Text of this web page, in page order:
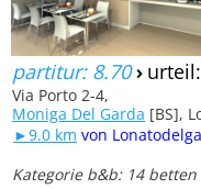
partitur: 8.70›
Via Porto 2-4,
Moniga Del Garda [BS],
►9.0 km von
Kategorie b&b: 14 betten